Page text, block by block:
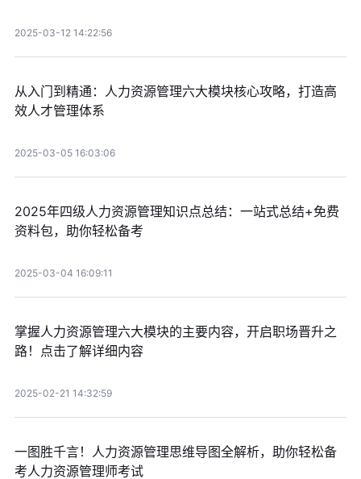
2025-03-12 14:22:56
从入门到精通：人力资源管理六大模块核心攻略，打造高
效人才管理体系
2025-03-05 16:03:06
2025年四级人力资源管理知识点总结：一站式总结+免费
资料包，助你轻松备考
2025-03-04 16:09:11
掌握人力资源管理六大模块的主要内容，开启职场晋升之
路！点击了解详细内容
2025-02-21 14:32:59
一图胜千言！人力资源管理思维导图全解析，助你轻松备
考人力资源管理师考试